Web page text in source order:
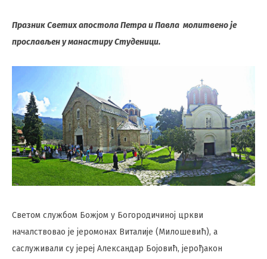
Празник Светих апостола Петра и Павла молитвено је
прослављен у манастиру Студеници.
Светом службом Божјом у Богородичиној цркви
началствовао је јеромонах Виталије (Милошевић), а
саслуживали су јереј Александар Бојовић, јерођакон